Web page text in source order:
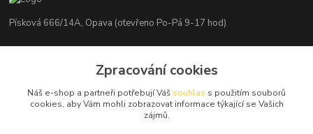
Písková 666/14A, Opava (otevřeno Po-Pá 9-17 hod)
+420 776 839 986
info@nosice.com
Zpracování cookies
Náš e-shop a partneři potřebují Váš souhlas s použitím souborů
cookies, aby Vám mohli zobrazovat informace týkající se Vašich
zájmů.